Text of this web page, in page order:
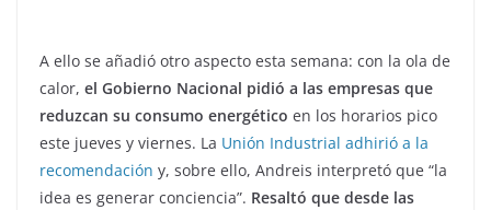
A ello se añadió otro aspecto esta semana: con la ola de
calor, el Gobierno Nacional pidió a las empresas que
reduzcan su consumo energético en los horarios pico
este jueves y viernes. La Unión Industrial adhirió a la
recomendación y, sobre ello, Andreis interpretó que “la
idea es generar conciencia”. Resaltó que desde las